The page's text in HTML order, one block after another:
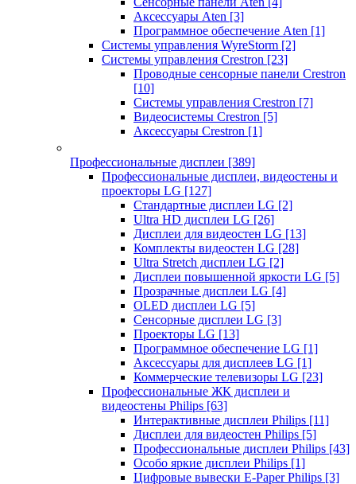
Аксессуары Aten [3]
Программное обеспечение Aten [1]
Системы управления WyreStorm [2]
Системы управления Crestron [23]
Проводные сенсорные панели Crestron
[10]
Системы управления Crestron [7]
Видеосистемы Crestron [5]
Аксессуары Crestron [1]
Профессиональные дисплеи [389]
Профессиональные дисплеи, видеостены и
проекторы LG [127]
Стандартные дисплеи LG [2]
Ultra HD дисплеи LG [26]
Дисплеи для видеостен LG [13]
Комплекты видеостен LG [28]
Ultra Stretch дисплеи LG [2]
Дисплеи повышенной яркости LG [5]
Прозрачные дисплеи LG [4]
OLED дисплеи LG [5]
Сенсорные дисплеи LG [3]
Проекторы LG [13]
Программное обеспечение LG [1]
Аксессуары для дисплеев LG [1]
Коммерческие телевизоры LG [23]
Профессиональные ЖК дисплеи и
видеостены Philips [63]
Интерактивные дисплеи Philips [11]
Дисплеи для видеостен Philips [5]
Профессиональные дисплеи Philips [43]
Особо яркие дисплеи Philips [1]
Цифровые вывески E-Paper Philips [3]